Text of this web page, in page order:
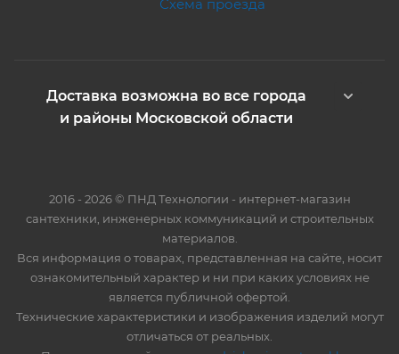
Схема проезда
Доставка возможна во все города
и районы Московской области
2016 - 2026 © ПНД Технологии - интернет-магазин
сантехники, инженерных коммуникаций и строительных
материалов.
Вся информация о товарах, представленная на сайте, носит
ознакомительный характер и ни при каких условиях не
является публичной офертой.
Технические характеристики и изображения изделий могут
отличаться от реальных.